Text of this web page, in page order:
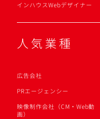
インハウスWebデザイナー
人気業種
広告会社
PRエージェンシー
映像制作会社（CM・Web動
画）